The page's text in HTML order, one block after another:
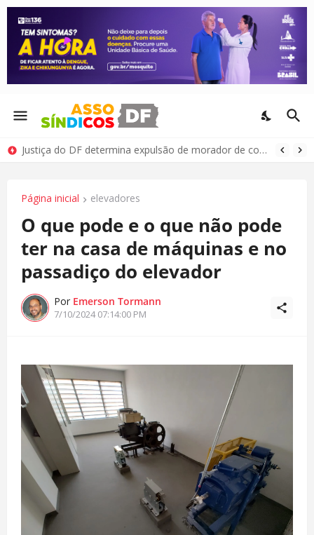
Justiça do DF determina expulsão de morador de condomínio por comportamento antissocial
Página inicial elevadores
O que pode e o que não pode
ter na casa de máquinas e no
passadiço do elevador
Por Emerson Tormann
7/10/2024 07:14:00 PM